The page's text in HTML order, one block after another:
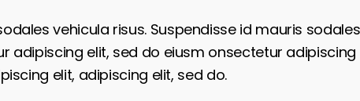
vehicula risus. Suspendisse id mauris
adipiscing elit, sed do eiusm onsectetur
elit, adipiscing elit, sed do.